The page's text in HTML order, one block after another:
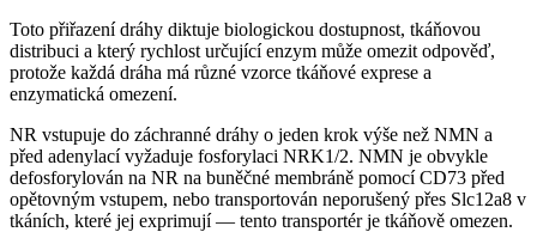
Toto přiřazení dráhy diktuje biologickou dostupnost, tkáňovou
distribuci a který rychlost určující enzym může omezit odpověď,
protože každá dráha má různé vzorce tkáňové exprese a
enzymatická omezení.
NR vstupuje do záchranné dráhy o jeden krok výše než NMN a
před adenylací vyžaduje fosforylaci NRK1/2. NMN je obvykle
defosforylován na NR na buněčné membráně pomocí CD73 před
opětovným vstupem, nebo transportován neporušený přes Slc12a8 v
tkáních, které jej exprimují — tento transportér je tkáňově omezen.